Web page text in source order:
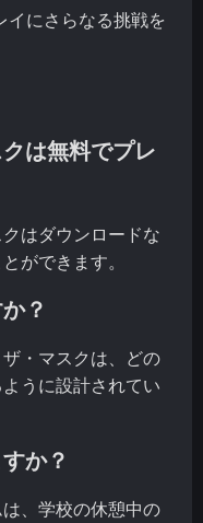
イにさらなる挑戦を
は無料でプレ
はダウンロードな
ができます。
？
・マスクは、どの
うに設計されてい
か？
、学校の休憩中の